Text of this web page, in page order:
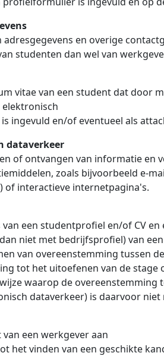
adresgegevens en overige
studenten dan wel van
vitae van een student dat door
elektronisch
ingevuld en/of eventueel als
dataverkeer
of ontvangen van informatie en
zoals bijvoorbeeld e-
of interactieve internetpagina's.
van een studentprofiel en/of CV
niet met bedrijfsprofiel) van
van overeenstemming tussen
tot het uitoefenen van de stage
waarop de
dataverkeer) is daarvoor niet
een werkgever aan
het vinden van een geschikte